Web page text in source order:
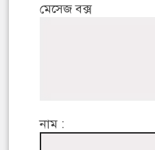
মেসেজ বক্স
নাম :